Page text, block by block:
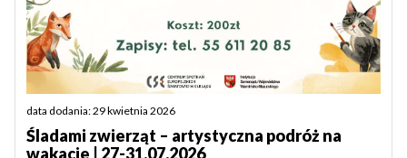
data dodania: 29 kwietnia 2026
Śladami zwierząt – artystyczna podróż na
wakacje | 27-31.07.2026